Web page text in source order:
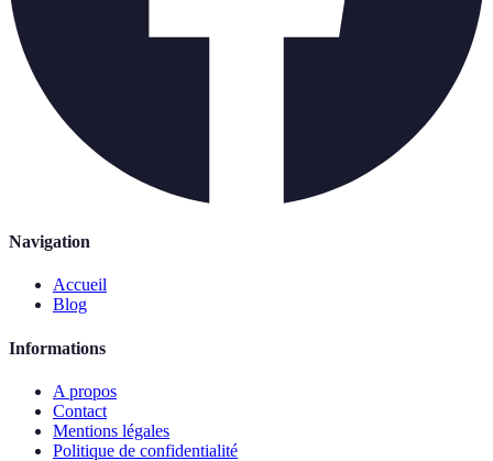
Navigation
Accueil
Blog
Informations
A propos
Contact
Mentions légales
Politique de confidentialité